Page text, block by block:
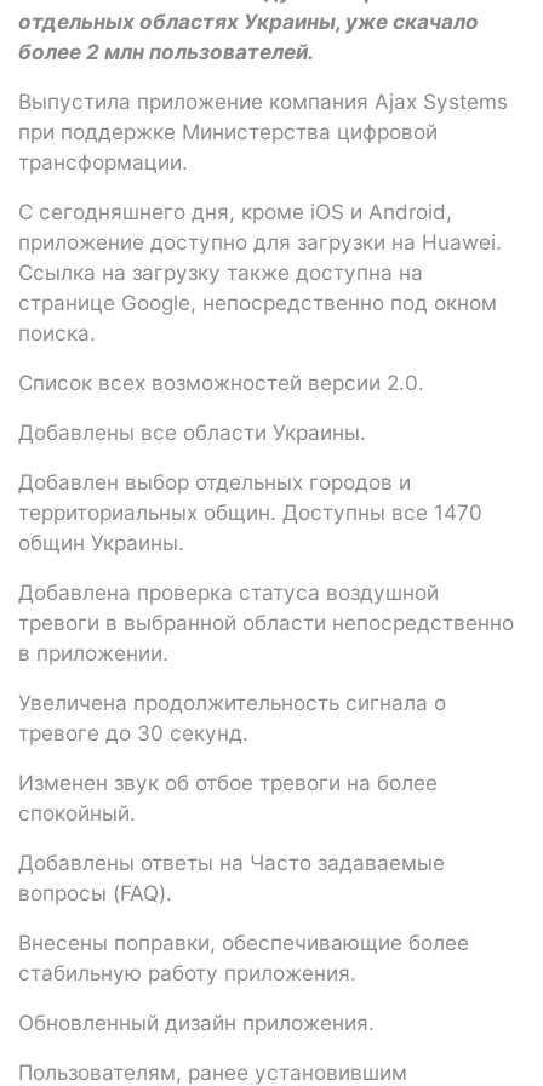
отдельных областях Украины, уже скачало
более 2 млн пользователей.
Выпустила приложение компания Ajax Systems
при поддержке Министерства цифровой
трансформации.
С сегодняшнего дня, кроме iOS и Android,
приложение доступно для загрузки на Huawei.
Ссылка на загрузку также доступна на
странице Google, непосредственно под окном
поиска.
Список всех возможностей версии 2.0.
Добавлены все области Украины.
Добавлен выбор отдельных городов и
территориальных общин. Доступны все 1470
общин Украины.
Добавлена проверка статуса воздушной
тревоги в выбранной области непосредственно
в приложении.
Увеличена продолжительность сигнала о
тревоге до 30 секунд.
Изменен звук об отбое тревоги на более
спокойный.
Добавлены ответы на Часто задаваемые
вопросы (FAQ).
Внесены поправки, обеспечивающие более
стабильную работу приложения.
Обновленный дизайн приложения.
Пользователям, ранее установившим